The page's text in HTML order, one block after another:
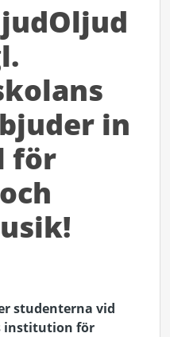
in
för
studenterna vid
institution för